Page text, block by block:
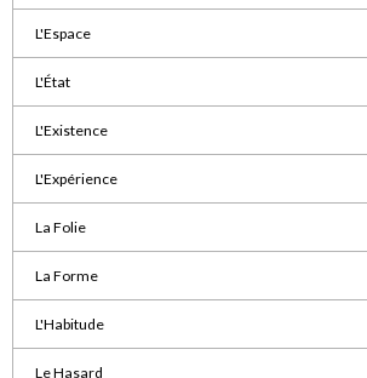
L'Espace
L'État
L'Existence
L'Expérience
La Folie
La Forme
L'Habitude
Le Hasard